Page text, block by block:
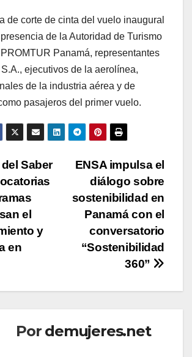
de corte de cinta del vuelo inaugural
de la Autoridad de Turismo
Panamá, representantes
ejecutivos de la aerolínea,
de la industria aérea y de
pasajeros del primer vuelo.
ENSA impulsa el
diálogo sobre
sostenibilidad en
Panamá con el
conversatorio
“Sostenibilidad
360”
Saber
el
y
en
Por demujeres.net